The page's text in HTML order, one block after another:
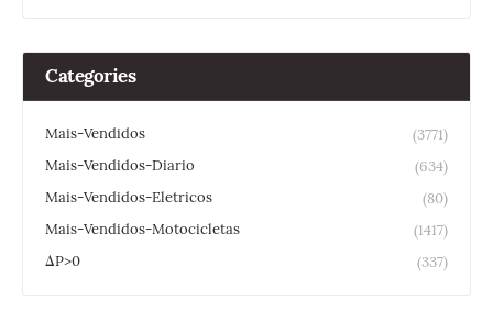
Categories
Mais-Vendidos
(3771)
Mais-Vendidos-Diario
(634)
Mais-Vendidos-Eletricos
(80)
Mais-Vendidos-Motocicletas
(1417)
ΔP>0
(337)